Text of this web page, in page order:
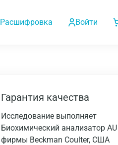
Расшифровка Войти
Гарантия качества
Исследование выполняет
Биохимический анализатор
фирмы Beckman Coulter, США